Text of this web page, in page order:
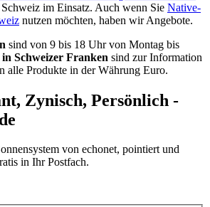
im Einsatz. Auch wenn Sie Native-
nutzen möchten, haben wir Angebote.
sind von 9 bis 18 Uhr von Montag bis
in Schweizer Franken sind zur Information
alle Produkte in der Währung Euro.
Zynisch, Persönlich -
von echonet, pointiert und
in Ihr Postfach.